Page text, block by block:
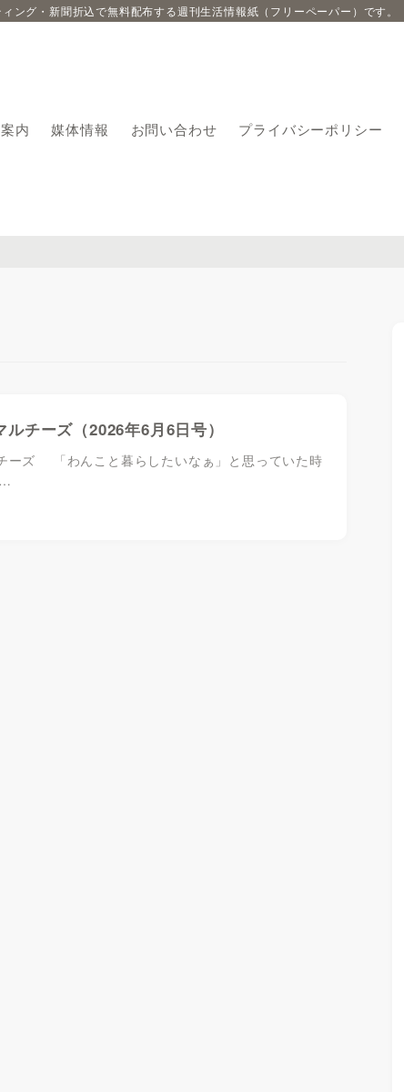
グ・新聞折込で無料配布する週刊生活情報紙（フリーペーパー）です。
内 媒体情報 お問い合わせ プライバシーポリシー
チーズ（2026年6月6日号）
ーズ 「わんこと暮らしたいなぁ」と思っていた時